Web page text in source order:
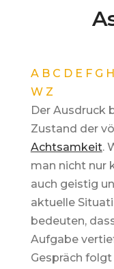
A B C D E F G H
W Z
Der Ausdruck
Zustand der
Achtsamkeit.
man nicht nur
auch geistig
aktuelle
bedeuten,
Aufgabe
Gespräch